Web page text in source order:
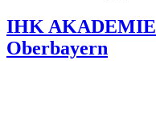
IHK AKADEMIE
Oberbayern